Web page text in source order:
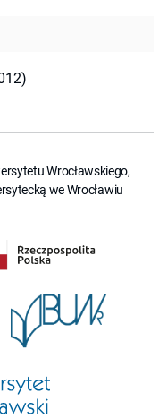
Wrocławskiego,
we Wrocławiu